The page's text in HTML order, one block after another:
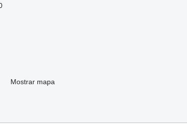
Mostrar mapa